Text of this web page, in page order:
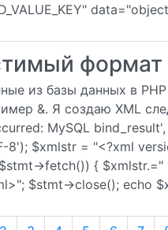
формат
из базы данных в
&. Я создаю XML
MySQL
8'); $xmlstr = "<?xml
>fetch()) { $xmlstr.="
$stmt->close(); echo